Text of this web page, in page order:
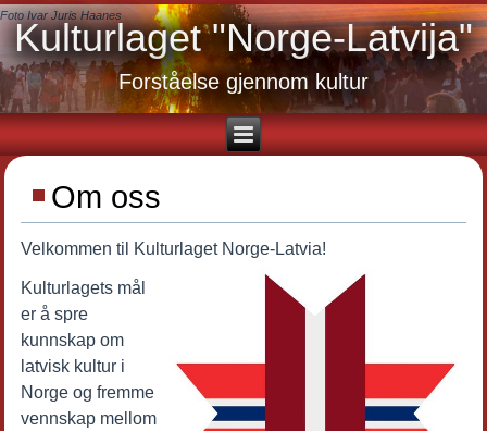
Foto Ivar Juris Haanes
Kulturlaget "Norge-Latvija"
Forståelse gjennom kultur
Om oss
Velkommen til Kulturlaget Norge-Latvia!
Kulturlagets mål
er å spre
kunnskap om
latvisk kultur i
Norge og fremme
vennskap mellom